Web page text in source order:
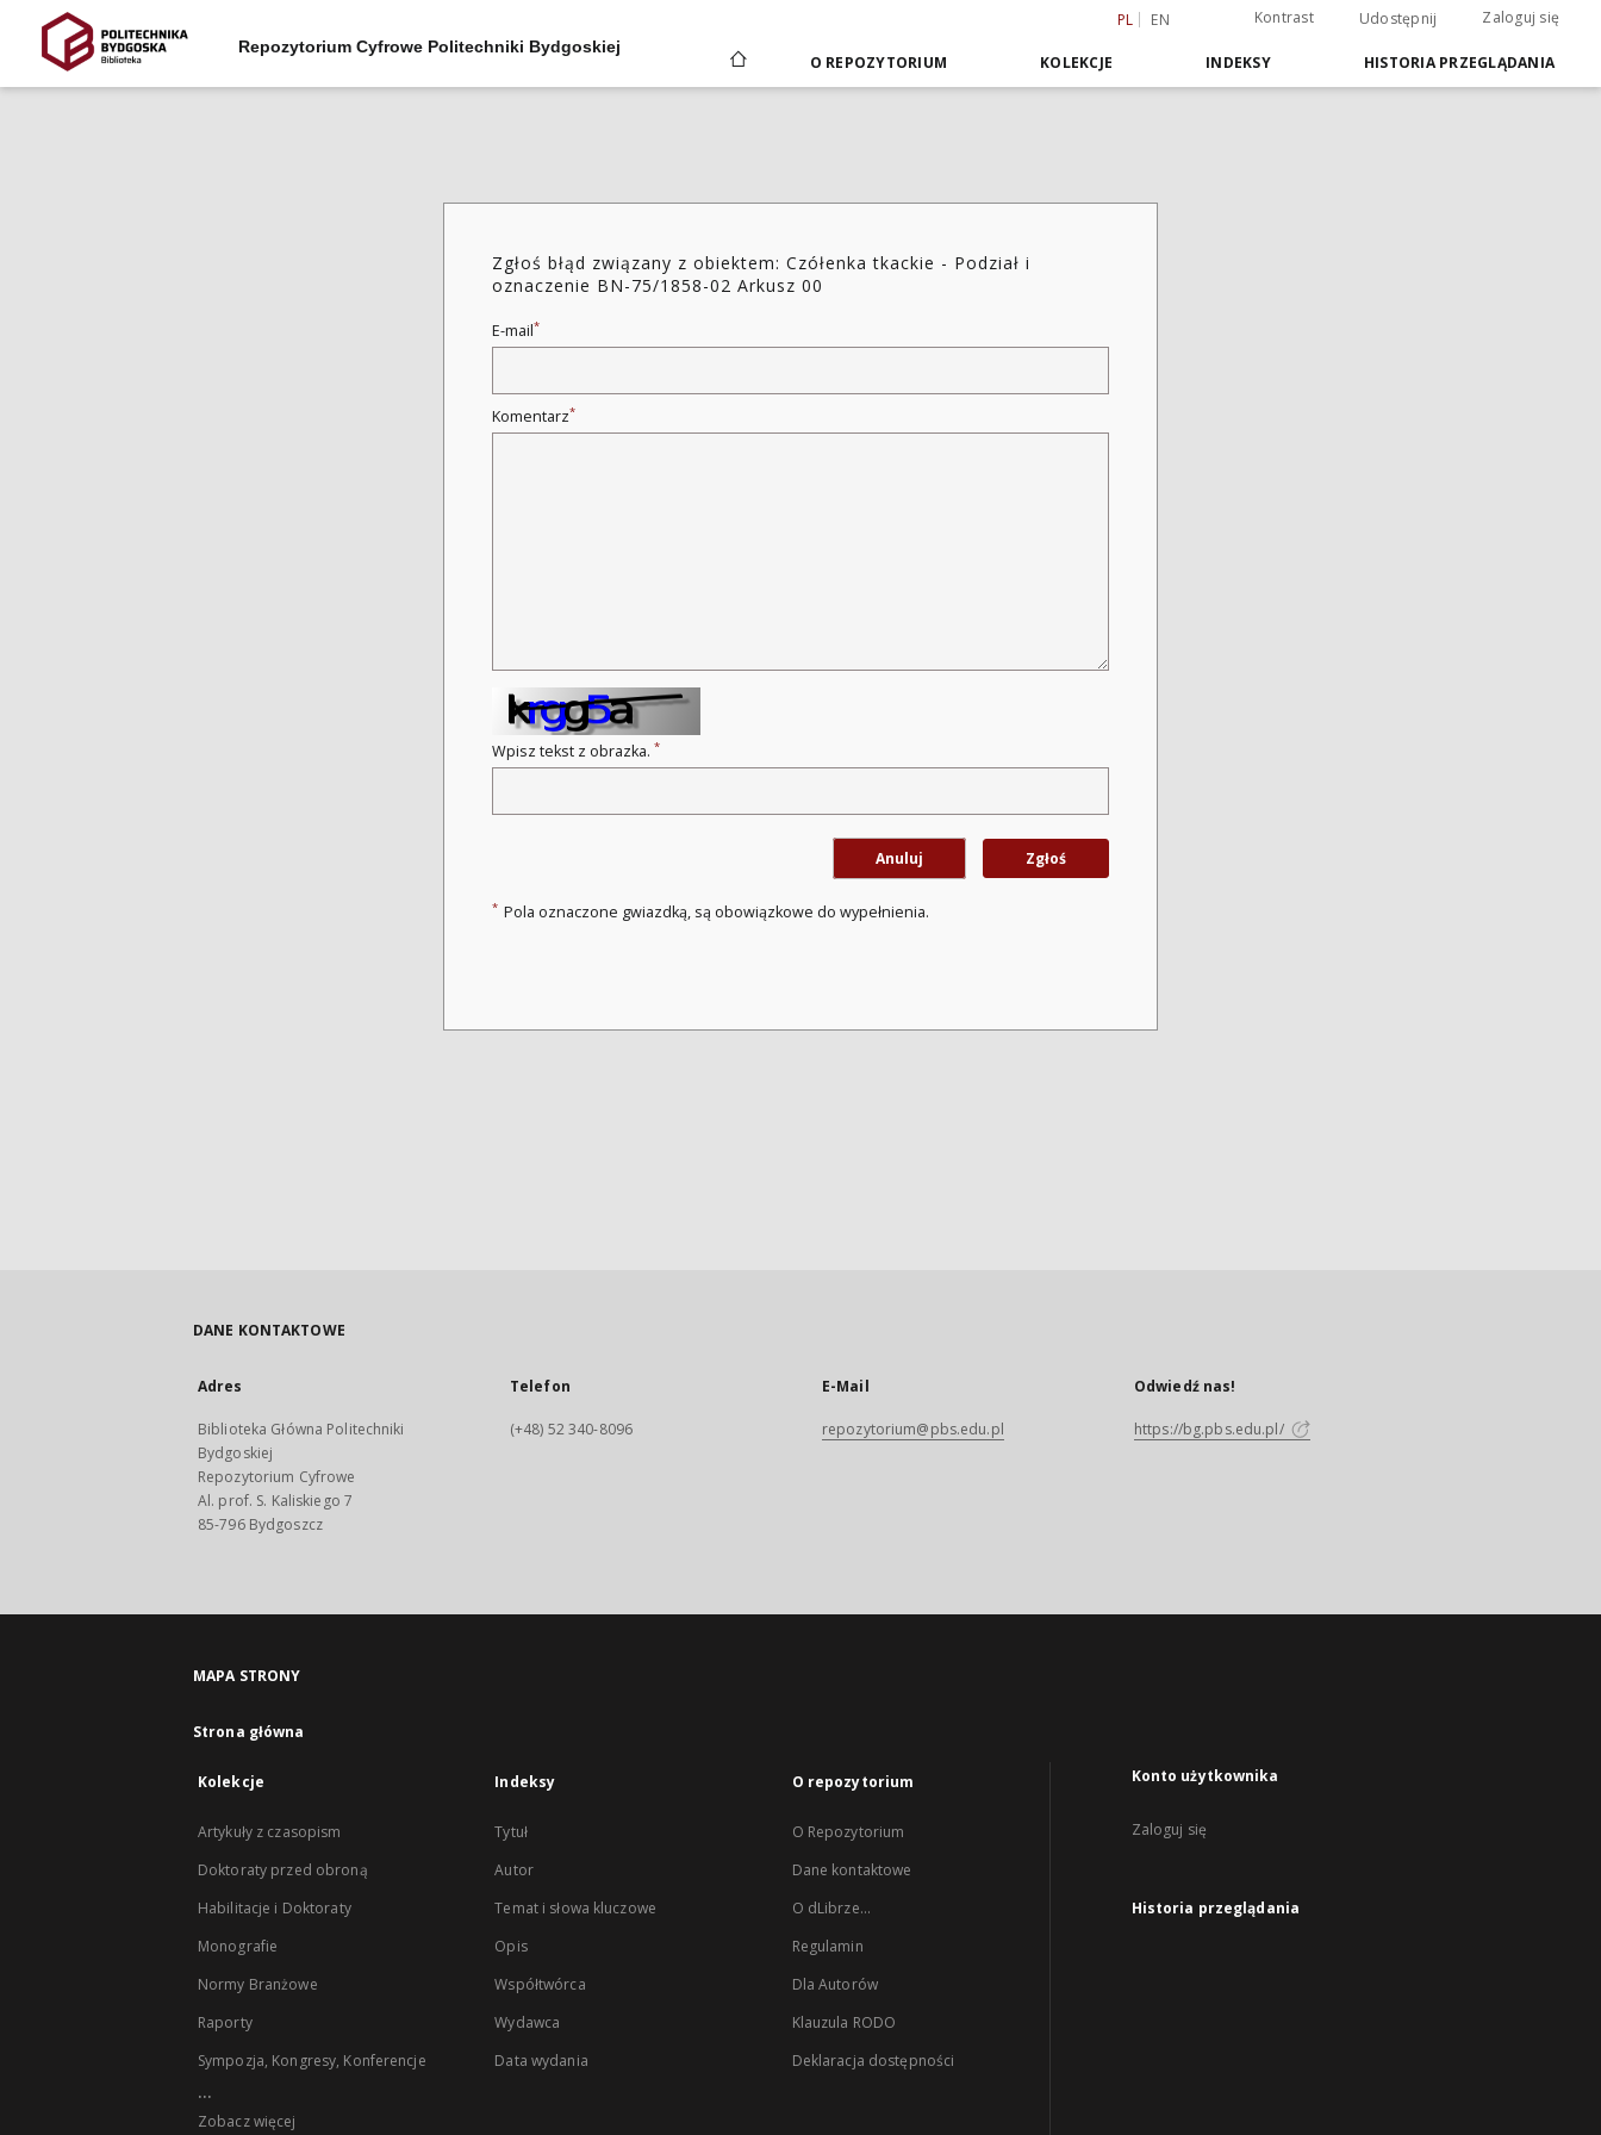
PL EN Kontrast Udostępnij Zaloguj się
Repozytorium Cyfrowe Politechniki Bydgoskiej
O REPOZYTORIUM KOLEKCJE INDEKSY HISTORIA PRZEGLĄDANIA
Zgłoś błąd związany z obiektem: Czółenka tkackie - Podział i
oznaczenie BN-75/1858-02 Arkusz 00
E-mail*
Komentarz*
Wpisz tekst z obrazka. *
Anuluj Zgłoś
* Pola oznaczone gwiazdką, są obowiązkowe do wypełnienia.
DANE KONTAKTOWE
Adres
Biblioteka Główna Politechniki
Bydgoskiej
Repozytorium Cyfrowe
Al. prof. S. Kaliskiego 7
85-796 Bydgoszcz
Telefon
(+48) 52 340-8096
E-Mail
repozytorium@pbs.edu.pl
Odwiedź nas!
https://bg.pbs.edu.pl/
MAPA STRONY
Strona główna
Kolekcje
Artykuły z czasopism
Doktoraty przed obroną
Habilitacje i Doktoraty
Monografie
Normy Branżowe
Raporty
Sympozja, Kongresy, Konferencje
...
Zobacz więcej
Indeksy
Tytuł
Autor
Temat i słowa kluczowe
Opis
Współtwórca
Wydawca
Data wydania
O repozytorium
O Repozytorium
Dane kontaktowe
O dLibrze...
Regulamin
Dla Autorów
Klauzula RODO
Deklaracja dostępności
Konto użytkownika
Zaloguj się
Historia przeglądania